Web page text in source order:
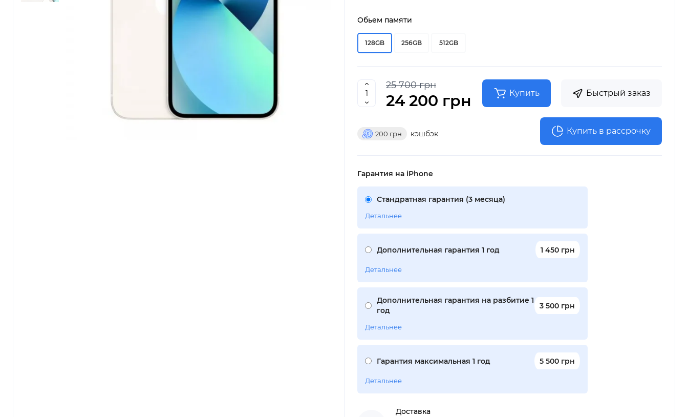
Обьем памяти
128GB 256GB 512GB
25 700 грн
24 200 грн Купить Быстрый заказ
200 грн кэшбэк Купить в рассрочку
Гарантия на iPhone
Стандратная гарантия (3 месяца)
Детальнее
Дополнительная гарантия 1 год 1 450 грн
Детальнее
Дополнительная гарантия на разбитие 1
год
3 500 грн
Детальнее
Гарантия максимальная 1 год 5 500 грн
Детальнее
Доставка